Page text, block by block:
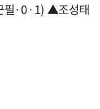
필·0·1) ▲조성태